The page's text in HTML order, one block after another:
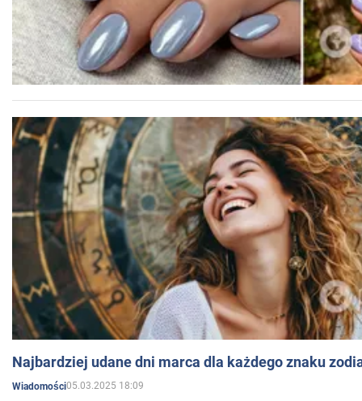
Najbardziej udane dni marca dla każdego znaku
Wiadomości05.03.2025 18:09